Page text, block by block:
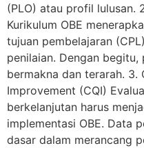
(PLO) atau profil lulusan.
Kurikulum OBE
tujuan pembelajaran
penilaian. Dengan
bermakna dan terarah. 3.
Improvement (CQI)
berkelanjutan harus
implementasi OBE. Data
dasar dalam merancang